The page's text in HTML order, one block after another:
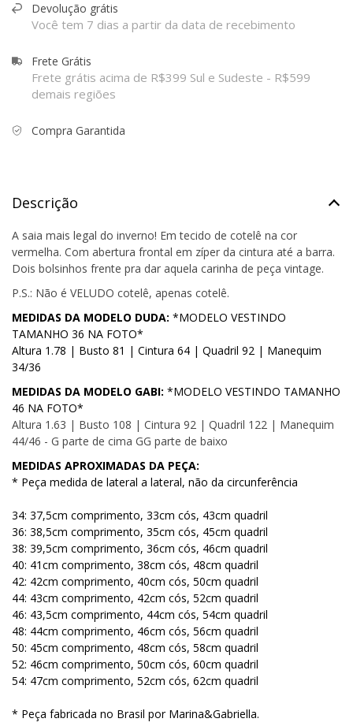
Devolução grátis
Você tem 7 dias a partir da data de recebimento
Frete Grátis
Frete grátis acima de R$399 Sul e Sudeste - R$599
demais regiões
Compra Garantida
Descrição
A saia mais legal do inverno! Em tecido de cotelê na cor
vermelha. Com abertura frontal em zíper da cintura até a barra.
Dois bolsinhos frente pra dar aquela carinha de peça vintage.
P.S.: Não é VELUDO cotelê, apenas cotelê.
MEDIDAS DA MODELO DUDA: *MODELO VESTINDO
TAMANHO 36 NA FOTO*
Altura 1.78 | Busto 81 | Cintura 64 | Quadril 92 | Manequim
34/36
MEDIDAS DA MODELO GABI: *MODELO VESTINDO TAMANHO
46 NA FOTO*
Altura 1.63 | Busto 108 | Cintura 92 | Quadril 122 | Manequim
44/46 - G parte de cima GG parte de baixo
MEDIDAS APROXIMADAS DA PEÇA:
* Peça medida de lateral a lateral, não da circunferência
34: 37,5cm comprimento, 33cm cós, 43cm quadril
36: 38,5cm comprimento, 35cm cós, 45cm quadril
38: 39,5cm comprimento, 36cm cós, 46cm quadril
40: 41cm comprimento, 38cm cós, 48cm quadril
42: 42cm comprimento, 40cm cós, 50cm quadril
44: 43cm comprimento, 42cm cós, 52cm quadril
46: 43,5cm comprimento, 44cm cós, 54cm quadril
48: 44cm comprimento, 46cm cós, 56cm quadril
50: 45cm comprimento, 48cm cós, 58cm quadril
52: 46cm comprimento, 50cm cós, 60cm quadril
54: 47cm comprimento, 52cm cós, 62cm quadril
* Peça fabricada no Brasil por Marina&Gabriella.